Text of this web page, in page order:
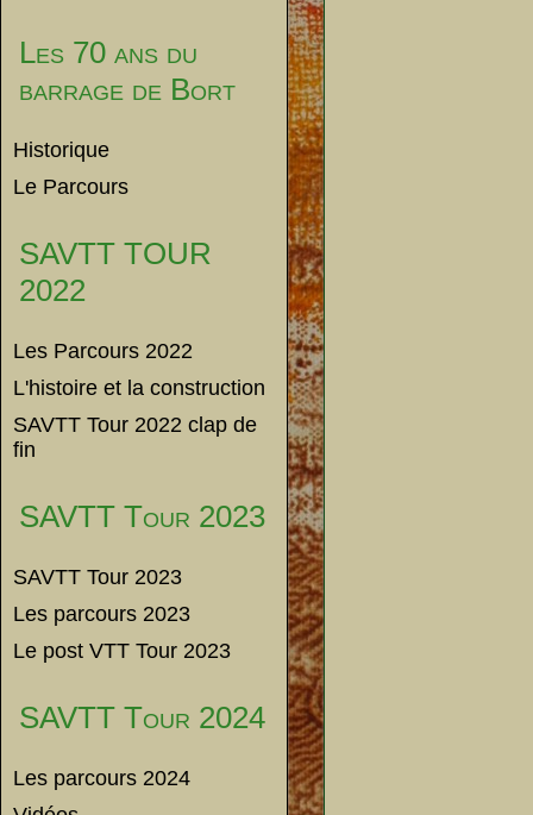
Les 70 ans du
barrage de Bort
Historique
Le Parcours
SAVTT TOUR
2022
Les Parcours 2022
L'histoire et la construction
SAVTT Tour 2022 clap de
fin
SAVTT Tour 2023
SAVTT Tour 2023
Les parcours 2023
Le post VTT Tour 2023
SAVTT Tour 2024
Les parcours 2024